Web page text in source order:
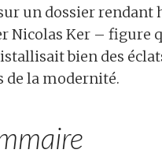
un dossier rendant
Nicolas Ker – figure
bien des
de la modernité.